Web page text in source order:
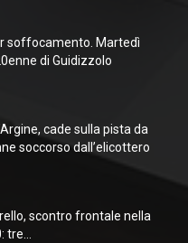
soffocamento. Martedì
di Guidizzolo
cade sulla pista da
soccorso dall’elicottero
scontro frontale nella